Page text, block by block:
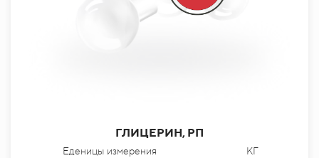
ГЛИЦЕРИН, РП
Еденицы измерения
КГ